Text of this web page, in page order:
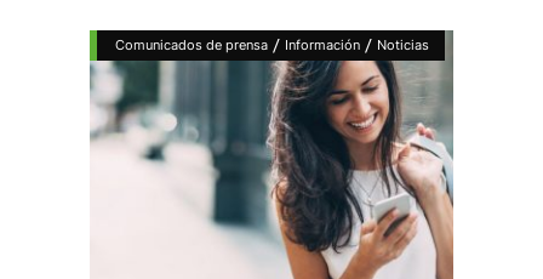
Comunicados de prensa / Información / Noticias